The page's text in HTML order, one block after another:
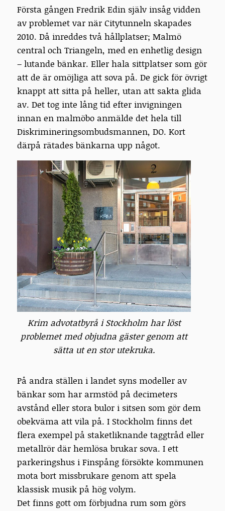
Första gången Fredrik Edin själv insåg vidden
av problemet var när Citytunneln skapades
2010. Då inreddes två hållplatser; Malmö
central och Triangeln, med en enhetlig design
– lutande bänkar. Eller hala sittplatser som gör
att de är omöjliga att sova på. De gick för övrigt
knappt att sitta på heller, utan att sakta glida
av. Det tog inte lång tid efter invigningen
innan en malmöbo anmälde det hela till
Diskrimineringsombudsmannen, DO. Kort
därpå rätades bänkarna upp något.
Krim advotatbyrå i Stockholm har löst
problemet med objudna gäster genom att
sätta ut en stor utekruka.
På andra ställen i landet syns modeller av
bänkar som har armstöd på decimeters
avstånd eller stora bulor i sitsen som gör dem
obekväma att vila på. I Stockholm finns det
flera exempel på staketliknande taggtråd eller
metallrör där hemlösa brukar sova. I ett
parkeringshus i Finspång försökte kommunen
mota bort missbrukare genom att spela
klassisk musik på hög volym.
Det finns gott om förbjudna rum som görs